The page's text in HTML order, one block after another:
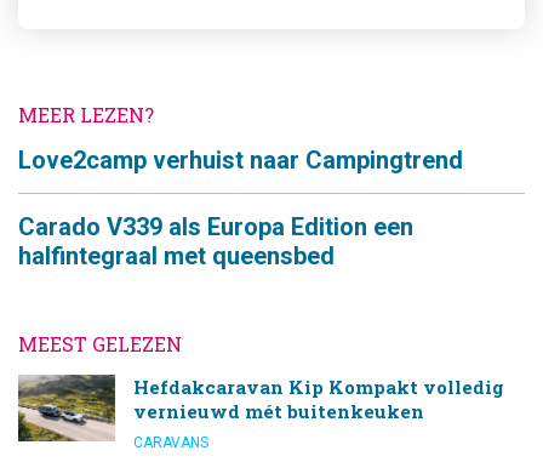
MEER LEZEN?
Love2camp verhuist naar Campingtrend
Carado V339 als Europa Edition een
halfintegraal met queensbed
MEEST GELEZEN
Hefdakcaravan Kip Kompakt volledig
vernieuwd mét buitenkeuken
CARAVANS